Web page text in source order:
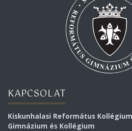
KAPCSOLAT
Kiskunhalasi Református
Gimnázium és Kollégium